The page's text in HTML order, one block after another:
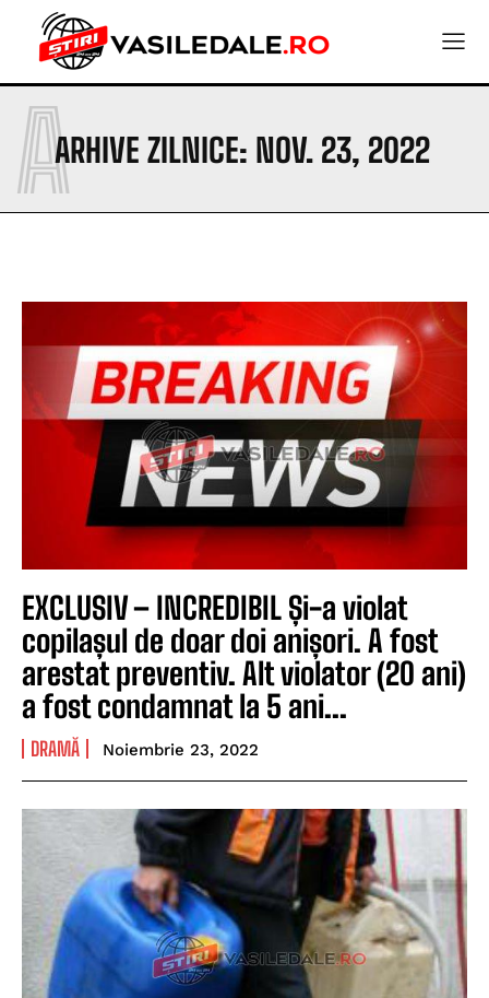
ARHIVE ZILNICE: NOV. 23, 2022
A
EXCLUSIV – INCREDIBIL Și-a violat
copilașul de doar doi anișori. A fost
arestat preventiv. Alt violator (20 ani)
a fost condamnat la 5 ani...
DRAMĂ Noiembrie 23, 2022